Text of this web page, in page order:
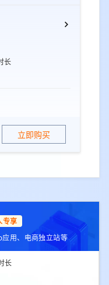
长
立即购买
专享
用、电商独立站等
长